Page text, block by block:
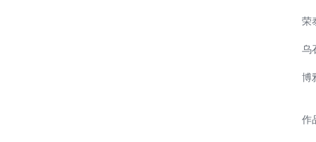
荣
乌
博
作